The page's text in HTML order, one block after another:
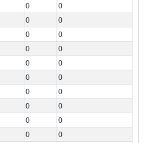
0
0
0
0
0
0
0
0
0
0
0
0
0
0
0
0
0
0
0
0